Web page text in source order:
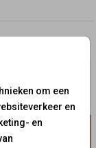
om een
en
en